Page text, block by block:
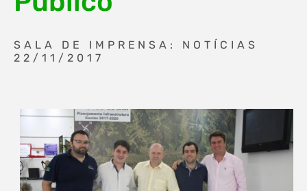
SALA DE IMPRENSA: NOTÍCIAS
22/11/2017